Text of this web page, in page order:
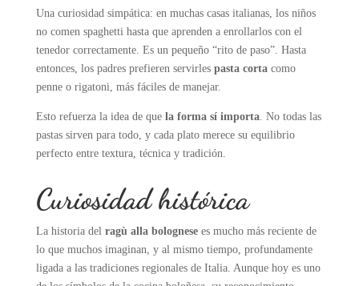
Una curiosidad simpática: en muchas casas italianas, los niños
no comen spaghetti hasta que aprenden a enrollarlos con el
tenedor correctamente. Es un pequeño “rito de paso”. Hasta
entonces, los padres prefieren servirles pasta cortacomo
penne o rigatoni, más fáciles de manejar.
Esto refuerza la idea de que la forma sí importa. No todas las
pastas sirven para todo, y cada plato merece su equilibrio
perfecto entre textura, técnica y tradición.
Curiosidad histórica
La historia del ragù alla bolognesees mucho más reciente de
lo que muchos imaginan, y al mismo tiempo, profundamente
ligada a las tradiciones regionales de Italia. Aunque hoy es uno